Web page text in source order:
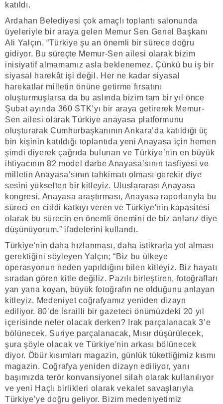
katıldı.
Ardahan Belediyesi çok amaçlı toplantı salonunda
üyeleriyle bir araya gelen Memur Sen Genel Başkanı
Ali Yalçın, “Türkiye şu an önemli bir sürece doğru
gidiyor. Bu süreçte Memur-Sen ailesi olarak bizim
inisiyatif almamamız asla beklenemez. Çünkü bu iş bir
siyasal harekât işi değil. Her ne kadar siyasal
harekatlar milletin önüne getirme fırsatını
oluşturmuşlarsa da bu aslında bizim tam bir yıl önce
Şubat ayında 360 STK’yı bir araya getirerek Memur-
Sen ailesi olarak Türkiye anayasa platformunu
oluşturarak Cumhurbaşkanının Ankara’da katıldığı üç
bin kişinin katıldığı toplantıda yeni Anayasa için hemen
şimdi diyerek çağrıda bulunan ve Türkiye’nin en büyük
ihtiyacının 82 model darbe Anayasa’sının tasfiyesi ve
milletin Anayasa’sının tahkimatı olması gerekir diye
sesini yükselten bir kitleyiz. Uluslararası Anayasa
kongresi, Anayasa araştırması, Anayasa raporlarıyla bu
süreci en ciddi katkıyı veren ve Türkiye'nin kapasitesi
olarak bu sürecin en önemli önemini de biz anlarız diye
düşünüyorum.” ifadelerini kullandı.
Türkiye'nin daha hızlanması, daha istikrarla yol alması
gerektiğini söyleyen Yalçın; “Biz bu ülkeye
operasyonun neden yapıldığını bilen kitleyiz. Biz hayatı
sıradan gören kitle değiliz. Pazılı birleştiren, fotoğrafları
yan yana koyan, büyük fotoğrafın ne olduğunu anlayan
kitleyiz. Medeniyet coğrafyamız yeniden dizayn
ediliyor. 80’de İsrailli bir gazeteci önümüzdeki 20 yıl
içerisinde neler olacak derken? Irak parçalanacak 3’e
bölünecek, Suriye parçalanacak, Mısır düşürülecek,
şura şöyle olacak ve Türkiye'nin arkası bölünecek
diyor. Öbür kısımları magazin, günlük tükettiğimiz kısmı
magazin. Coğrafya yeniden dizayn ediliyor, yanı
başımızda terör konvansiyonel silah olarak kullanılıyor
ve yeni Haçlı birlikleri olarak vekalet savaşlarıyla
Türkiye’ye doğru geliyor. Bizim medeniyetimiz